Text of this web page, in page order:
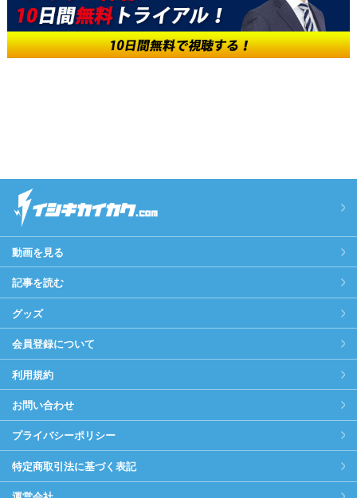
動画を見る
記事を読む
グッズ
会員登録について
利用規約
お問い合わせ
プライバシーポリシー
特定商取引法に基づく表記